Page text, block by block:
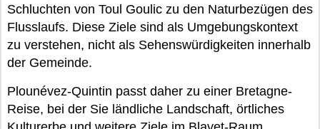
Schluchten von Toul Goulic zu den Naturbezügen des
Flusslaufs. Diese Ziele sind als Umgebungskontext
zu verstehen, nicht als Sehenswürdigkeiten innerhalb
der Gemeinde.
Plounévez-Quintin passt daher zu einer Bretagne-
Reise, bei der Sie ländliche Landschaft, örtliches